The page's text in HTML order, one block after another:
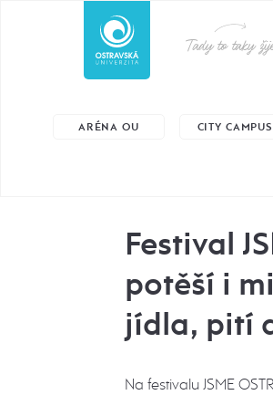
Tady to taky žije
ARÉNA OU CITY CAMPUS
Festival
potěší i
jídla, pití
Na festivalu JSME